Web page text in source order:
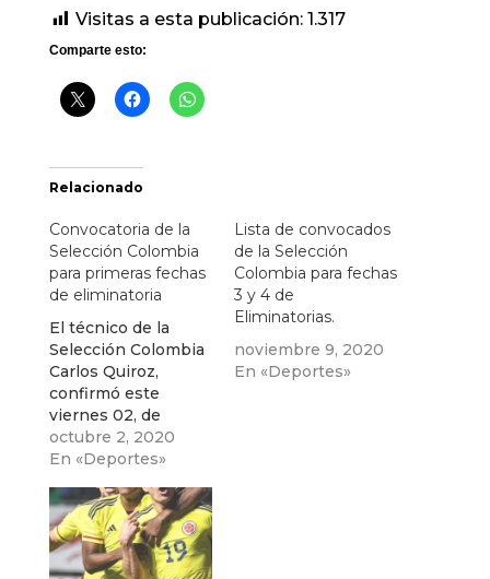
Visitas a esta publicación: 1.317
Comparte esto:
Relacionado
Convocatoria de la
Selección Colombia
para primeras fechas
de eliminatoria
El técnico de la
Selección Colombia
Carlos Quiroz,
confirmó este
viernes 02, de
octubre su
convocatoria para el
partidos de las
Eliminatorias
sudamericanas al
Mundial Catar 2022.
octubre 2, 2020
En «Deportes»
Lista de convocados
de la Selección
Colombia para fechas
3 y 4 de
Eliminatorias.
noviembre 9, 2020
En «Deportes»